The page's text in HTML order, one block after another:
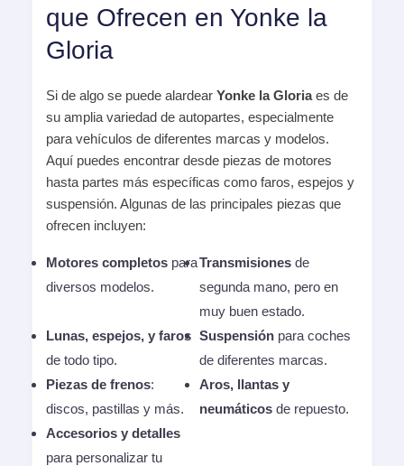
que Ofrecen en Yonke la
Gloria
Si de algo se puede alardear Yonke la Gloriaes de
su amplia variedad de autopartes, especialmente
para vehículos de diferentes marcas y modelos.
Aquí puedes encontrar desde piezas de motores
hasta partes más específicas como faros, espejos y
suspensión. Algunas de las principales piezas que
ofrecen incluyen:
Motores completos para
diversos modelos.
Transmisionesde
segunda mano, pero en
muy buen estado.
Lunas, espejos, y faros
de todo tipo.
Suspensiónpara coches
de diferentes marcas.
Piezas de frenos:
discos, pastillas y más.
Aros, llantas y
neumáticosde repuesto.
Accesorios y detalles
para personalizar tu